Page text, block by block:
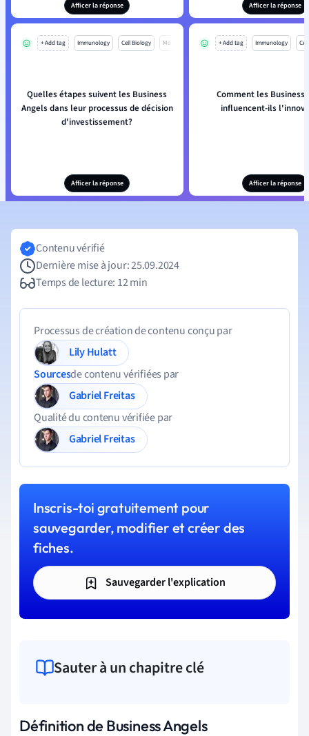
Afficer la réponse Afficer la réponse
+ Add tag Immunology Cell Biology Mo
Quelles étapes suivent les Business
Angels dans leur processus de décision
d'investissement?
Afficer la réponse
+ Add tag Immunology
Comment les Business
influencent-ils
Afficer la réponse
Contenu vérifié
Dernière mise à jour: 25.09.2024
Temps de lecture: 12 min
Processus de création de contenu conçu par
Lily Hulatt
Sourcesde contenu vérifiées par
Gabriel Freitas
Qualité du contenu vérifiée par
Gabriel Freitas
Inscris-toi gratuitement pour
sauvegarder, modifier et créer des
fiches.
Sauvegarder l'explication
Sauter à un chapitre clé
Définition de Business Angels